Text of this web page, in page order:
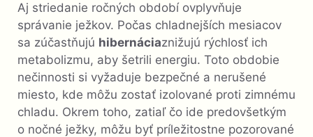
Aj striedanie ročných období ovplyvňuje
správanie ježkov. Počas chladnejších mesiacov
sa zúčastňujú hibernáciaznižujú rýchlosť ich
metabolizmu, aby šetrili energiu. Toto obdobie
nečinnosti si vyžaduje bezpečné a nerušené
miesto, kde môžu zostať izolované proti zimnému
chladu. Okrem toho, zatiaľ čo ide predovšetkým
o nočné ježky, môžu byť príležitostne pozorované